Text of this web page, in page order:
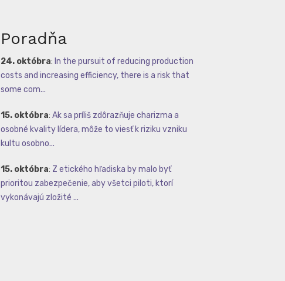
Poradňa
24. októbra: In the pursuit of reducing production
costs and increasing efficiency, there is a risk that
some com...
15. októbra: Ak sa príliš zdôrazňuje charizma a
osobné kvality lídera, môže to viesť k riziku vzniku
kultu osobno...
15. októbra: Z etického hľadiska by malo byť
prioritou zabezpečenie, aby všetci piloti, ktorí
vykonávajú zložité ...